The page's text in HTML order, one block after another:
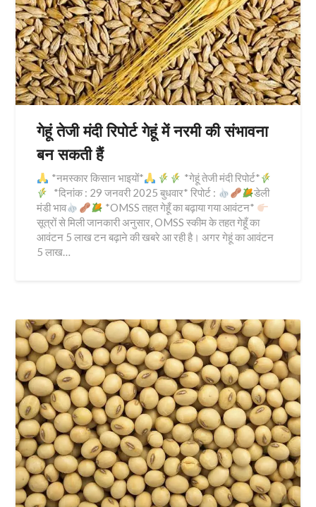
गेहूं तेजी मंदी रिपोर्ट गेहूं में नरमी की संभावना
बन सकती हैं
*नमस्कार किसान भाइयों*
*गेहूं तेजी मंदी रिपोर्ट*
*दिनांक : 29 जनवरी 2025 बुधवार* रिपोर्ट :
डेली
मंडी भाव
*OMSS तहत गेहूँ का बढ़ाया गया आवंटन*
सूत्रों से मिली जानकारी अनुसार, OMSS स्कीम के तहत गेहूँ का
आवंटन 5 लाख टन बढ़ाने की खबरे आ रही है। अगर गेहूं का आवंटन
5 लाख…